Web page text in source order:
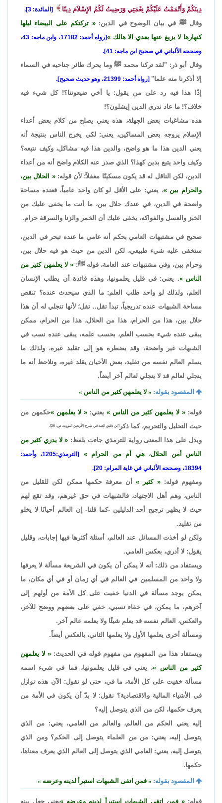
دِينَكُمْ وَأَتْمَمْتُ عَلَيْكُمْ نِعْمَتِي وَرَضِيتُ لَكُمُ الإِسْلاَمَ دِينًا [المائدة: 3].
وقال ﷺ في بيان الوضوح في الدين:
تركتكم على البيضاء ليلها
كنهارها لا يزيغ عنها بعدي الا هالك
[رواه أحمد: 17182، وابن ماجه: 43،
وصححه الألباني في صحيح ابن ماجه: 41].
وقال أبو ذر: "لقد تركنا محمد ﷺ وما يحرك طائر جناحيه في السماء
إلا أذكرنا منه علما" [رواه أحمد: 21399، وهو حديث صحيح].
إذًا هذا فيه رد على من يقول: يا أخي ضيعوتنا؟! كل شيء فيه
خلاف؟! ما عاد ندري الدين إيشلون؟!
هذه مشاغبات بعض الجهلة، هذه يعني يصلح من كلام بعض أعداء
الإسلام يروجه بعض المساكين، يعني: لكي يخرج الناس بنتيجة أنه
يعني الدين هذا ما هو واضح، والدين هذا فيه مشاكل، وكيف نتبعه؟
وكيف واحد يتبع بدين كهذا؟ الذي صدر عنه الكلام واضح أنه من أعداء
الدين، لكن الناقل له قد يكون مسكينًا مغفلاً؛ لأن قوله:
الحلال بين،
والحرام بين
، يعني: على الأقل لو كان واحد عامياً، فعنده مساحة
واضحة في الدين، في عندك حلال بين، ما أنت ما يخفى عليك من
الخبز والعسل والفواكه، يخفى عليك أن الخمر والزنا والسرقة حرام.
صحيح في مشتبهات العامي بحكم أنه عامي ما عنده تبحر في الدين،
ستخفى عليه شيء طبيعي، لكن الدين من حيث هو فيه حلال بين،
وحرام بين، وفي مشتبهات عند العامة، قوله ﷺ:
لا يعلمهن كثير من
الناس
. يعني: في قليل يعلمونها، وهذه فائدة أن يطلب الإنسان
العلم، ولذلك لو واحد طلب العلم: ما الذي سيحدث عنده؟ تنقص
مساحة الشبهات عنده تدريجياً، تبدأ تقل.. تقل؛ لأنها تنجلي له أن هذا
حلال بين، هذا من الحرام، هذا من الحلال، هذا من الحرام، ممكن
يبقى عنده شيء بحسب العلم، بحسب علمه، يبقى عنده نسب في
الشبهات غير واضحة، وقد يضطره هو إلى تقليد غيره، ولذلك ما
يسلم العالم نفسه من تقليد، بعض الأحيان يقلد غيره، ونلاحظ أنه ما
ينجلي لعالم قد لا ينجلي لعالم آخر أيضاً.
المقصود بقوله: لا يعلمهن كثير من الناس
قوله: لا يعلمهن كثير من الناس يعني: لا يعلمهن
حكمهن من
حيث التحليل والتحريم، كما ذكر [ابن دقيق العيد في شرح الأربعين النووية، ص: 26].
ويدل على هذا المعنى رواية للترمذي جاءت بلفظ:
لا يدري كثير من
الناس أمن الحلال، هي أم من الحرام
[الترمذي:1205، وأحمد:
18394، وصححه الألباني في غاية المرام: 20].
ومفهوم قوله: كثير
أن معرفة حكمها ممكن لكن للقليل من
الناس، وهم أهل الاجتهاد، فالشبهات في حق غيرهم، وقد تقع لهم
حيث لا يظهر ترجيح أحد الدليلين -كما قلنا- إن العالم أحيانًا لا يخلو
من تقليد.
ولكن لو أخذت المسائل عند العالم، أسئلة أكثرها فيها إجابات، وقليل
يقول: لا أدري، بعكس العامي.
ويستفاد من ذلك: أنه لا يمكن أن يكون في الشريعة مسألة لا يعرفها
ولا واحد من المسلمين في العالم في أي زمان أو في أي مكان، ما
يمكن يوجد مسألة في الدنيا خفيت على كل الأمة من أولهم إلى
آخرهم، ما يمكن، في خفاء نسبي، خفي على بعضهم ووضح للآخر،
والعكس، العالم نفسه قد يعلم شيئًا ولا يعلمه عالم آخر.
ومسألة أخرى يعلمها الأول ولا يعلمها الثاني، بالعكس أيضاً.
ويستفاد هذا من المفهوم من مفهوم قوله في الحديث:
لا يعلمهن
كثير من الناس
، يعني في قليل يعلمونها، فما في شيء اسمه
مسألة خفيت على كل الأمة، ما في، حتى لو تقول: الآن هذه نوازل
في الأشياء المالية والاقتصادية؟ نقول: لا بدّ أن يكون في الأمة من
يعرف حكمها، لكن من الذي يتوصل إليه؟
إليه يعني الحكم من العالم، والعالم من العامي، يعني: من الذي
يتوصل إليه، يعني: من من العلماء يتوصل إلى الحكم؟ ومن الذي
يتوصل إليه، يعني: العامي الذي يتوصل إلى العالم الذي يعرف معناها،
حكمها.
المقصود بقوله: فمن اتقى الشبهات استبرأ لدينه وعرضه
قوله: فمن اتقى الشبهات استبرأ لدينه وعرضه
يعني جعل بينه